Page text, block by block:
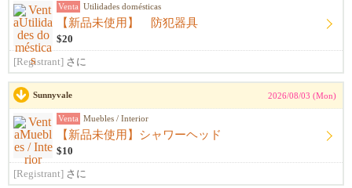
Venta Utilidades domésticas
【新品未使用】 防犯器具
$20
[Registrant] さに
Sunnyvale 2026/08/03 (Mon)
Venta Muebles / Interior
【新品未使用】シャワーヘッド
$10
[Registrant] さに